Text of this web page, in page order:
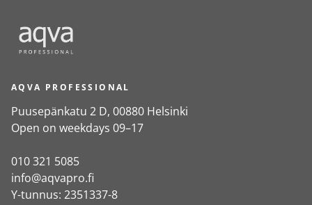
AQVA PROFESSIONAL
Puusepänkatu 2 D, 00880 Helsinki
Open on weekdays 09–17
010 321 5085
info@aqvapro.fi
Y-tunnus: 2351337-8